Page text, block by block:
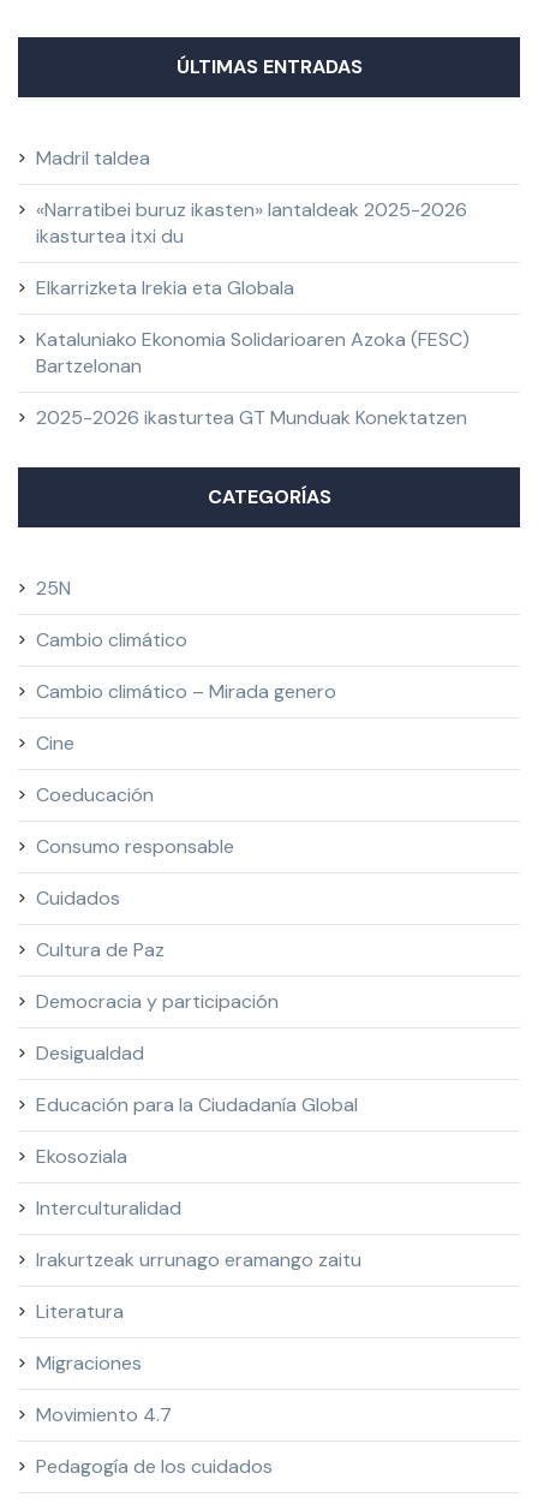
ÚLTIMAS ENTRADAS
Madril taldea
«Narratibei buruz ikasten» lantaldeak 2025-2026
ikasturtea itxi du
Elkarrizketa Irekia eta Globala
Kataluniako Ekonomia Solidarioaren Azoka (FESC)
Bartzelonan
2025-2026 ikasturtea GT Munduak Konektatzen
CATEGORÍAS
25N
Cambio climático
Cambio climático – Mirada genero
Cine
Coeducación
Consumo responsable
Cuidados
Cultura de Paz
Democracia y participación
Desigualdad
Educación para la Ciudadanía Global
Ekosoziala
Interculturalidad
Irakurtzeak urrunago eramango zaitu
Literatura
Migraciones
Movimiento 4.7
Pedagogía de los cuidados